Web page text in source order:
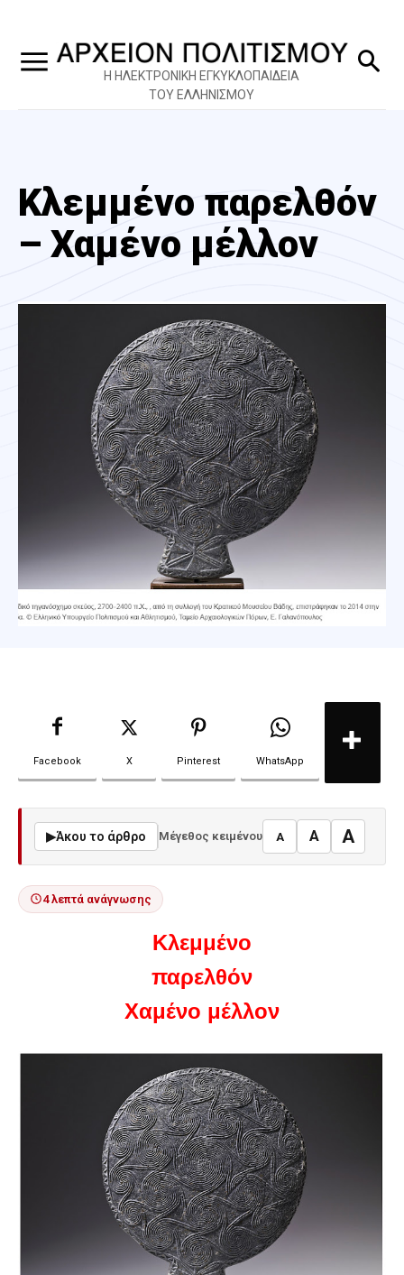
Η ΗΛΕΚΤΡΟΝΙΚΗ ΕΓΚΥΚΛΟΠΑΙΔΕΙΑ
ΤΟΥ ΕΛΛΗΝΙΣΜΟΥ
Κλεμμένο παρελθόν
– Χαμένο μέλλον
Facebook X Pinterest WhatsApp
▶Άκου το άρθρο Μέγεθος κειμένου A A A
4 λεπτά ανάγνωσης
Κλεμμένο
παρελθόν
Χαμένο μέλλον